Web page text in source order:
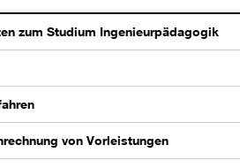
zum Studium Ingenieurpädagogik
von Vorleistungen